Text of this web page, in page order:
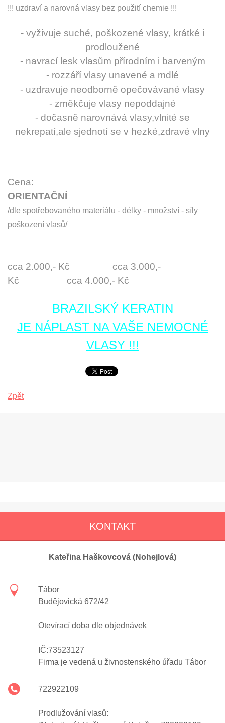
!!! uzdraví a narovná vlasy bez použití chemie !!!
- vyživuje suché, poškozené vlasy, krátké i
prodloužené
- navrací lesk vlasům přírodním i barveným
- rozzáří vlasy unavené a mdlé
- uzdravuje neodborně opečovávané vlasy
- změkčuje vlasy nepoddajné
- dočasně narovnává vlasy,vlnité se
nekrepatí,ale sjednotí se v hezké,zdravé vlny
Cena:
ORIENTAČNÍ
/dle spotřebovaného materiálu - délky - množství - síly
poškození vlasů/
cca 2.000,- Kč cca 3.000,-
Kč cca 4.000,- Kč
BRAZILSKÝ KERATIN
JE NÁPLAST NA VAŠE NEMOCNÉ
VLASY !!!
Zpět
KONTAKT
Kateřina Haškovcová (Nohejlová)
Tábor
Budějovická 672/42
Otevírací doba dle objednávek
IČ:73523127
Firma je vedená u živnostenského úřadu Tábor
722922109
Prodlužování vlasů: